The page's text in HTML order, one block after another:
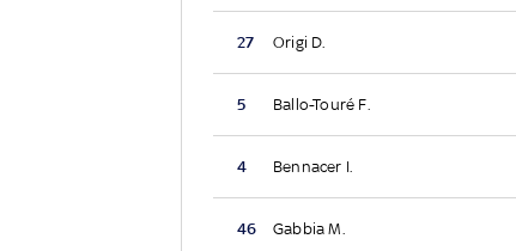
27 Origi D.
5 Ballo-Touré F.
4 Bennacer I.
46 Gabbia M.